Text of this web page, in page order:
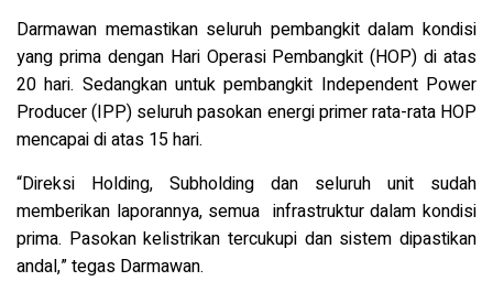
Darmawan memastikan seluruh pembangkit dalam kondisi
yang prima dengan Hari Operasi Pembangkit (HOP) di atas
20 hari. Sedangkan untuk pembangkit Independent Power
Producer (IPP) seluruh pasokan energi primer rata-rata HOP
mencapai di atas 15 hari.
“Direksi Holding, Subholding dan seluruh unit sudah
memberikan laporannya, semua infrastruktur dalam kondisi
prima. Pasokan kelistrikan tercukupi dan sistem dipastikan
andal,” tegas Darmawan.